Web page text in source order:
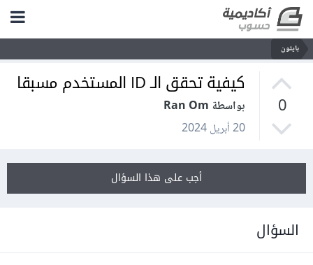
بايثون
0
كيفية تحقق الـ ID المستخدم مسبقا
بواسطة Ran Om
20 أبريل 2024
أجب على هذا السؤال
السؤال